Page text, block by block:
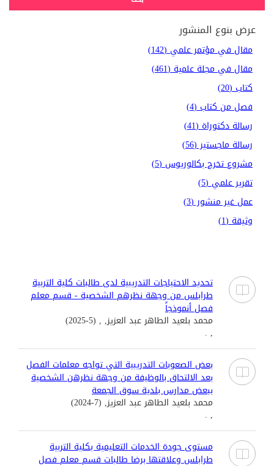
عرض بنوع المنشور
مقال في مؤتمر علمي (142)
مقال في مجلة علمية (461)
كتاب (20)
فصل من كتاب (4)
رسالة دكتوراة (41)
رسالة ماجستير (56)
مشروع تخرج بكالوريوس (5)
تقرير علمي (5)
عمل غير منشور (3)
وثيقة (1)
تحديد الاحتياجات التدريبية لدى طالبات كلية التربية
طرابلس من وجهة نظرهم الشخصية - قسم معلم
فصل أنموذجاً
محمد بلعيد الطاهر عبد العزيز, , (5-2025)
, .
بعض الصعوبات التدريبية التي تواجه معلمات الفصل
بعد الالتحاق بالوظيفة من وجهة نظرهن الشخصية
ببعض مدارس بلدية سوق الجمعة
محمد بلعيد الطاهر عبد العزيز, (7-2024)
, .
مستوى جودة الخدمات التعليمية بكلية التربية
طرابلس وعلاقتها برضا طالبات قسم معلم فصل